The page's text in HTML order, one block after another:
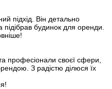
підхід. Він детально
будинок для оренди.
професіонали своєї сфери,
З радістю ділюся їх